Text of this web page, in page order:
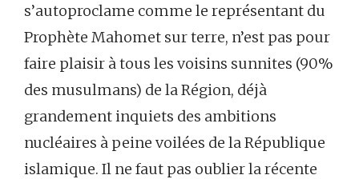
s’autoproclame comme le représentant du
Prophète Mahomet sur terre, n’est pas pour
faire plaisir à tous les voisins sunnites (90%
des musulmans) de la Région, déjà
grandement inquiets des ambitions
nucléaires à peine voilées de la République
islamique. Il ne faut pas oublier la récente